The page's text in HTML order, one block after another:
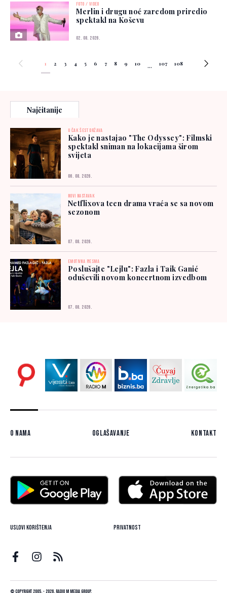
FOTO / VIDEO
Merlin i drugu noć zaredom priredio
spektakl na Koševu
02. 08. 2026.
1 2 3 4 5 6 7 8 9 10 ... 107 108
Najčitanije
U ČAK ŠEST DRŽAVA
Kako je nastajao "The Odyssey": Filmski
spektakl sniman na lokacijama širom
svijeta
06. 08. 2026.
NOVI NASTAVAK
Netflixova teen drama vraća se sa novom
sezonom
07. 08. 2026.
EMOTIVNA PJESMA
Poslušajte "Lejlu": Fazla i Taik Ganić
oduševili novom koncertnom izvedbom
07. 08. 2026.
O nama Oglašavanje Kontakt
Uslovi korištenja Privatnost
© Copyright 2005. - 2026. Radio M Media Group.